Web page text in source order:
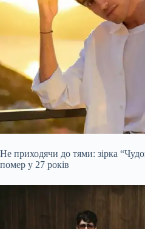
Не приходячи до тями: зірка
помер у 27 років